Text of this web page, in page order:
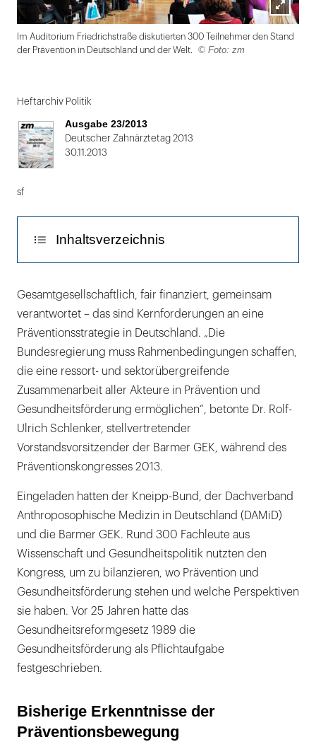
Lightbox
öffnen
Im Auditorium Friedrichstraße diskutierten 300 Teilnehmer den Stand
der Prävention in Deutschland und der Welt.
© Foto: zm
1
von
2
Heftarchiv Politik
Ausgabe 23/2013
Deutscher Zahnärztetag 2013
30.11.2013
sf
Inhaltsverzeichnis
Bisherige Erkenntnisse der
Präventionsbewegung
Gesundheitsförderung im Alltag
Gesamtgesellschaftlich, fair finanziert, gemeinsam
verantwortet – das sind Kernforderungen an eine
Präventionsstrategie in Deutschland. „Die
Bundesregierung muss Rahmenbedingungen schaffen,
die eine ressort- und sektorübergreifende
Zusammenarbeit aller Akteure in Prävention und
Gesundheitsförderung ermöglichen“, betonte Dr. Rolf-
Ulrich Schlenker, stellvertretender
Vorstandsvorsitzender der Barmer GEK, während des
Präventionskongresses 2013.
Eingeladen hatten der Kneipp-Bund, der Dachverband
Anthroposophische Medizin in Deutschland (DAMiD)
und die Barmer GEK. Rund 300 Fachleute aus
Wissenschaft und Gesundheitspolitik nutzten den
Kongress, um zu bilanzieren, wo Prävention und
Gesundheitsförderung stehen und welche Perspektiven
sie haben. Vor 25 Jahren hatte das
Gesundheitsreformgesetz 1989 die
Gesundheitsförderung als Pflichtaufgabe
festgeschrieben.
Bisherige Erkenntnisse der
Präventionsbewegung